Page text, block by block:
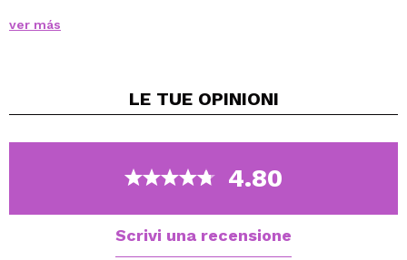
Con una formula arricchita e lenitiva, questo tonico è
Caratteristiche principali:
in profondità e rinfresca la pelle fin dalla prima
Lenisce e ammorbidisce: allevia il disagio della
ver más
LE TUE OPINIONI
4.80
Scrivi una recensione